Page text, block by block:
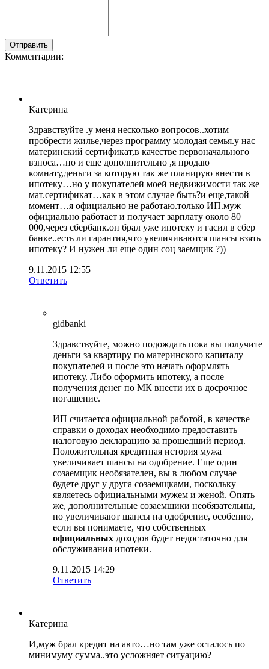
Комментарии:
Катерина
Здравствуйте .у меня несколько вопросов..хотим
пробрести жилье,через программу молодая семья.у нас
материнский сертификат,в качестве первоначального
взноса…но и еще дополнительно ,я продаю
комнату,деньги за которую так же планирую внести в
ипотеку…но у покупателей моей недвижимости так же
мат.сертификат…как в этом случае быть?и еще,такой
момент…я официально не работаю.только ИП.муж
официально работает и получает зарплату около 80
000,через сбербанк.он брал уже ипотеку и гасил в сбер
банке..есть ли гарантия,что увеличиваются шансы взять
ипотеку? И нужен ли еще один соц заемщик ?))
9.11.2015 12:55
Ответить
gidbanki
Здравствуйте, можно подождать пока вы получите
деньги за квартиру по материнского капиталу
покупателей и после это начать оформлять
ипотеку. Либо оформить ипотеку, а после
получения денег по МК внести их в досрочное
погашение.
ИП считается официальной работой, в качестве
справки о доходах необходимо предоставить
налоговую декларацию за прошедший период.
Положительная кредитная история мужа
увеличивает шансы на одобрение. Еще один
созаемщик необязателен, вы в любом случае
будете друг у друга созаемщками, поскольку
являетесь официальными мужем и женой. Опять
же, дополнительные созаемщики необязательны,
но увеличивают шансы на одобрение, особенно,
если вы понимаете, что собственных
официальных доходов будет недостаточно для
обслуживания ипотеки.
9.11.2015 14:29
Ответить
Катерина
И,муж брал кредит на авто…но там уже осталось по
минимуму сумма..это усложняет ситуацию?